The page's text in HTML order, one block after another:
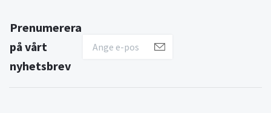
Prenumerera
på vårt
nyhetsbrev